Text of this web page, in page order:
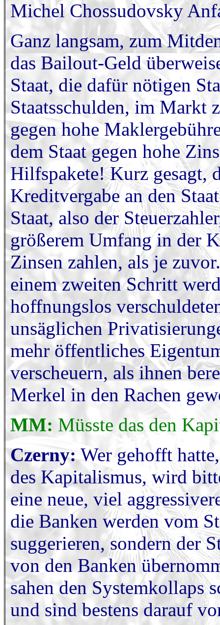
Michel Chossudovsky
Ganz langsam, zum
das Bailout-Geld
Staat, die dafür nötigen
Staatsschulden, im Markt
gegen hohe
dem Staat gegen hohe
Hilfspakete! Kurz gesagt,
Kreditvergabe an den
Staat, also der
größerem Umfang in der
Zinsen zahlen, als je
einem zweiten Schritt
hoffnungslos
unsäglichen
mehr öffentliches
verscheuern, als ihnen
Merkel in den Rachen
MM: Müsste das den
Czerny:Wer gehofft
des Kapitalismus, wird
eine neue, viel
die Banken werden vom
suggerieren, sondern der
von den Banken
sahen den Systemkollaps
und sind bestens darauf